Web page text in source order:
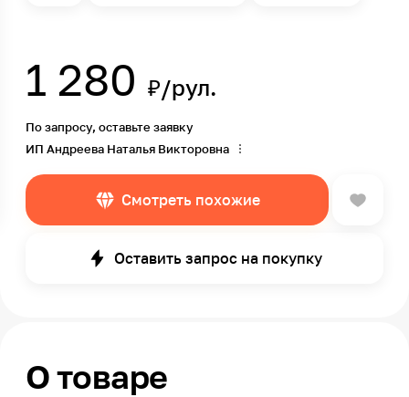
1 280 ₽/рул.
По запросу, оставьте заявку
ИП Андреева Наталья Викторовна
Смотреть похожие
Оставить запрос на покупку
О товаре